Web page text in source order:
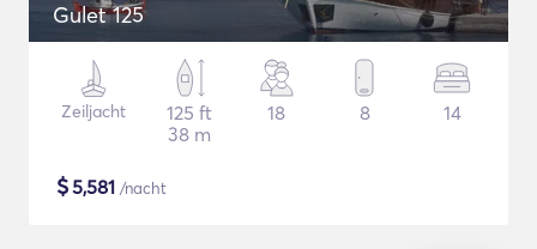
Gulet 125
Zeiljacht
125 ft
38 m
18 8 14
$5,581 /nacht